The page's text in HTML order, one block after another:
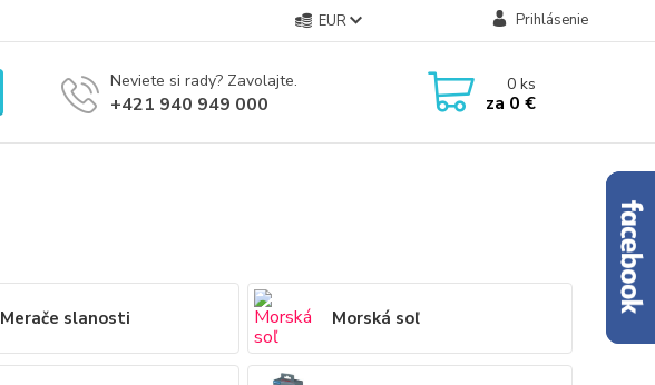
EUR Prihlásenie
Neviete si rady? Zavolajte.
+421 940 949 000
0ks
za 0 €
Merače slanosti Morská soľ